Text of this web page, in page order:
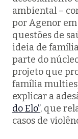
ambiental –
por Agenor
questões de
ideia de
parte do
projeto que
família
explicar a
do Elo”, que
casos de